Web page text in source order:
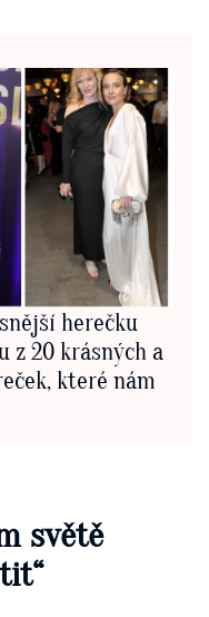
herečku
z 20 krásných a
které nám
světě